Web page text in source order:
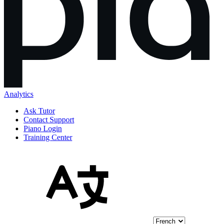
Analytics
Ask Tutor
Contact Support
Piano Login
Training Center